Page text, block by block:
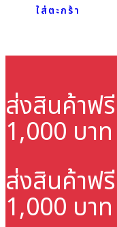
ใส่ตะกร้า
ส่งสินค้าฟรี
1,000 บาท
ส่งสินค้าฟรี
1,000 บาท